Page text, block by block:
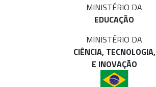
MINISTÉRIO DA
EDUCAÇÃO
MINISTÉRIO DA
CIÊNCIA, TECNOLOGIA,
E INOVAÇÃO